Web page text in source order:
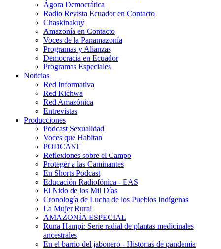
Ágora Democrática
Radio Revista Ecuador en Contacto
Chaskinakuy
Amazonía en Contacto
Voces de la Panamazonía
Programas y Alianzas
Democracia en Ecuador
Programas Especiales
Noticias
Red Informativa
Red Kichwa
Red Amazónica
Entrevistas
Producciones
Podcast Sexualidad
Voces que Habitan
PODCAST
Reflexiones sobre el Campo
Proteger a las Caminantes
En Shorts Podcast
Educación Radiofónica - EAS
El Nido de los Mil Días
Cronología de Lucha de los Pueblos Indígenas
La Mujer Rural
AMAZONÍA ESPECIAL
Runa Hampi: Serie radial de plantas medicinales
ancestrales
En el barrio del jabonero - Historias de pandemia